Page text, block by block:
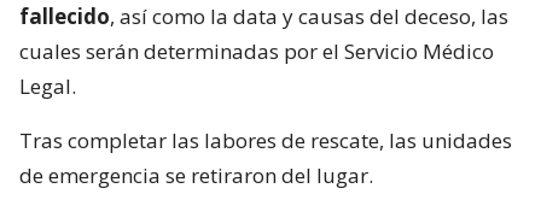
fallecido, así como la data y causas del deceso, las
cuales serán determinadas por el Servicio Médico
Legal.
Tras completar las labores de rescate, las unidades
de emergencia se retiraron del lugar.